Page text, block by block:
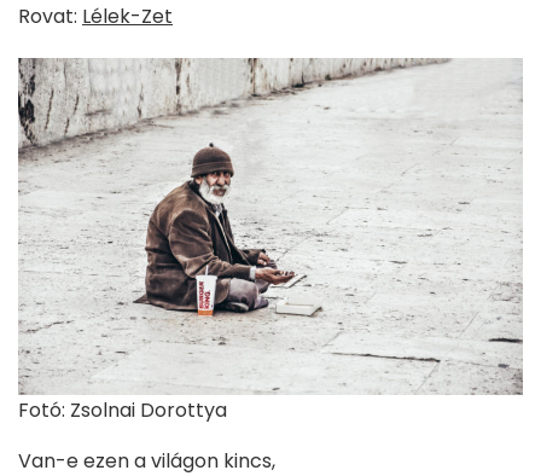
Rovat: Lélek-Zet
Fotó: Zsolnai Dorottya
Van-e ezen a világon kincs,